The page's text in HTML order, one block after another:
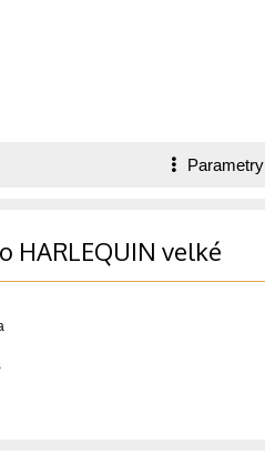
Parametry
HARLEQUIN velké